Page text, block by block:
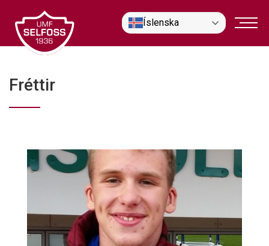
efni
Íslenska
Fréttir